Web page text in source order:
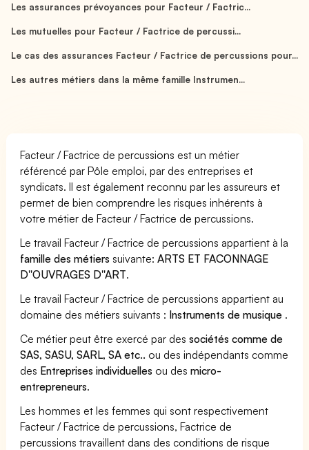
Les assurances prévoyances pour Facteur / Factric...
Les mutuelles pour Facteur / Factrice de percussi...
Le cas des assurances Facteur / Factrice de percussions pour...
Les autres métiers dans la même famille Instrumen...
Facteur / Factrice de percussions est un métier
référencé par Pôle emploi, par des entreprises et
syndicats. Il est également reconnu par les assureurs et
permet de bien comprendre les risques inhérents à
votre métier de Facteur / Factrice de percussions.
Le travail Facteur / Factrice de percussions appartient à la
famille des métiers suivante:ARTS ET FACONNAGE
D''OUVRAGES D''ART.
Le travail Facteur / Factrice de percussions appartient au
domaine des métiers suivants : Instruments de musique .
Ce métier peut être exercé par dessociétés comme de
SAS, SASU, SARL, SA etc.. ou des indépendants comme
des Entreprises individuelles ou desmicro-
entrepreneurs.
Les hommes et les femmes qui sont respectivement
Facteur / Factrice de percussions, Factrice de
percussions travaillent dans des conditions de risque